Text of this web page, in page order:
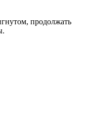
продолжать